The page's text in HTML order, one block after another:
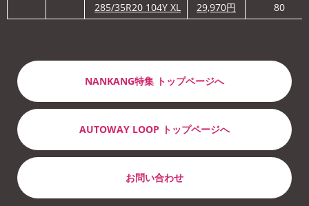
285/35R20 104Y XL
29,970円 80
NANKANG特集 トップページへ
AUTOWAY LOOP トップページへ
お問い合わせ